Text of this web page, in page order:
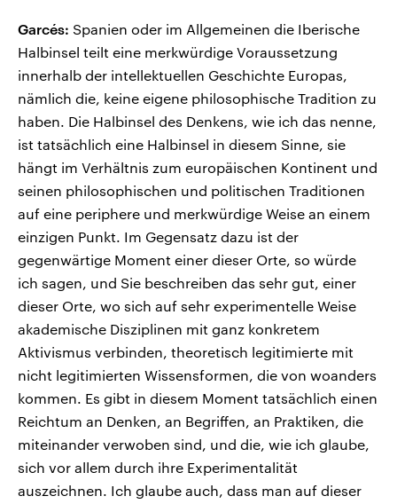
Garcés: Spanien oder im Allgemeinen die Iberische
Halbinsel teilt eine merkwürdige Voraussetzung
innerhalb der intellektuellen Geschichte Europas,
nämlich die, keine eigene philosophische Tradition zu
haben. Die Halbinsel des Denkens, wie ich das nenne,
ist tatsächlich eine Halbinsel in diesem Sinne, sie
hängt im Verhältnis zum europäischen Kontinent und
seinen philosophischen und politischen Traditionen
auf eine periphere und merkwürdige Weise an einem
einzigen Punkt. Im Gegensatz dazu ist der
gegenwärtige Moment einer dieser Orte, so würde
ich sagen, und Sie beschreiben das sehr gut, einer
dieser Orte, wo sich auf sehr experimentelle Weise
akademische Disziplinen mit ganz konkretem
Aktivismus verbinden, theoretisch legitimierte mit
nicht legitimierten Wissensformen, die von woanders
kommen. Es gibt in diesem Moment tatsächlich einen
Reichtum an Denken, an Begriffen, an Praktiken, die
miteinander verwoben sind, und die, wie ich glaube,
sich vor allem durch ihre Experimentalität
auszeichnen. Ich glaube auch, dass man auf dieser